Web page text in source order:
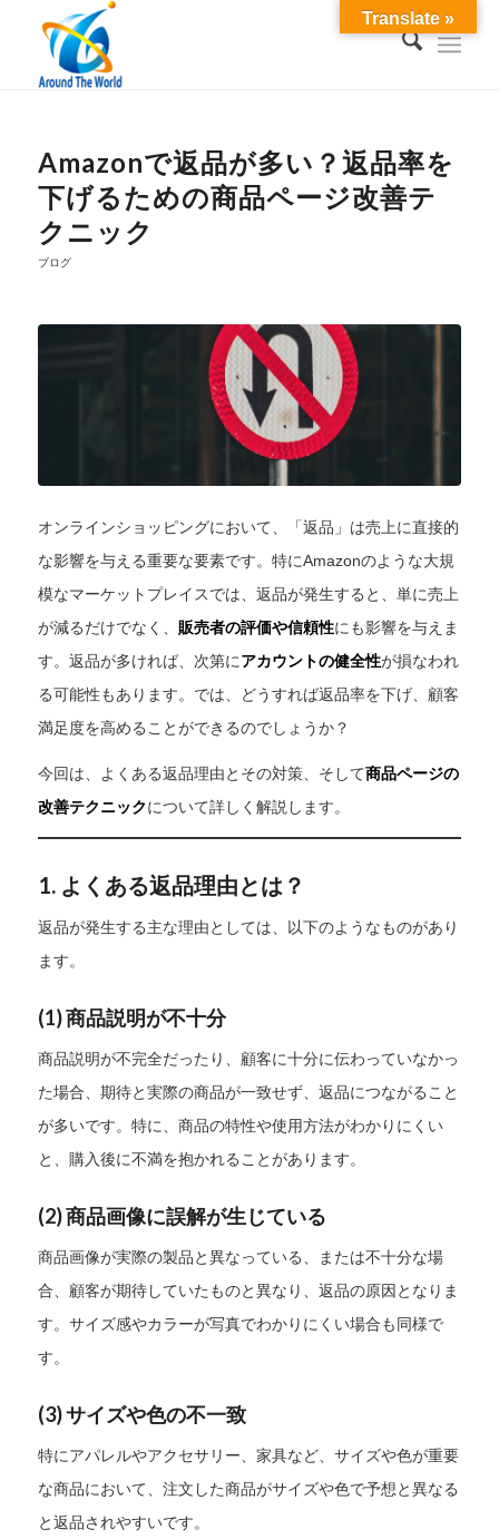
Amazonで返品が多い？返品率を
下げるための商品ページ改善テ
クニック
ブログ
オンラインショッピングにおいて、「返品」は売上に直接的
な影響を与える重要な要素です。特にAmazonのような大規
模なマーケットプレイスでは、返品が発生すると、単に売上
が減るだけでなく、 販売者の評価や信頼性にも影響を与えま
す。返品が多ければ、次第にアカウントの健全性が損なわれ
る可能性もあります。では、どうすれば返品率を下げ、顧客
満足度を高めることができるのでしょうか？
今回は、よくある返品理由とその対策、そして商品ページの
改善テクニックについて詳しく解説します。
1. よくある返品理由とは？
返品が発生する主な理由としては、以下のようなものがあり
ます。
(1)商品説明が不十分
商品説明が不完全だったり、顧客に十分に伝わっていなかっ
た場合、期待と実際の商品が一致せず、返品につながること
が多いです。特に、商品の特性や使用方法がわかりにくい
と、購入後に不満を抱かれることがあります。
(2)商品画像に誤解が生じている
商品画像が実際の製品と異なっている、または不十分な場
合、顧客が期待していたものと異なり、返品の原因となりま
す。サイズ感やカラーが写真でわかりにくい場合も同様で
す。
(3)サイズや色の不一致
特にアパレルやアクセサリー、家具など、サイズや色が重要
な商品において、注文した商品がサイズや色で予想と異なる
と返品されやすいです。
Translate »